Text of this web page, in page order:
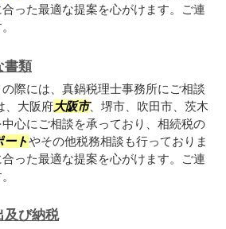
った最適な提案を心がけます。ご連
書類
際には、真鍋税理士事務所にご相談
、大阪府大阪市、堺市、吹田市、茨木
心にご相談を承っており、相続税の
ートやその他税務相談も行っておりま
った最適な提案を心がけます。ご連
及び納税